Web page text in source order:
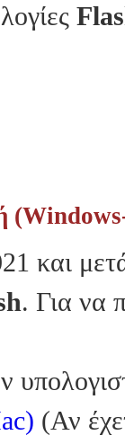
και
. Για να
(Αν